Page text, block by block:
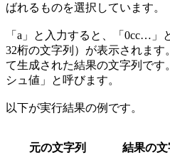
ばれるものを選択しています。
「a」と入力すると、「0cc…
32桁の文字列）が表示されま
て生成された結果の文字列です
シュ値」と呼びます。
以下が実行結果の例です。
元の文字列 結果の文